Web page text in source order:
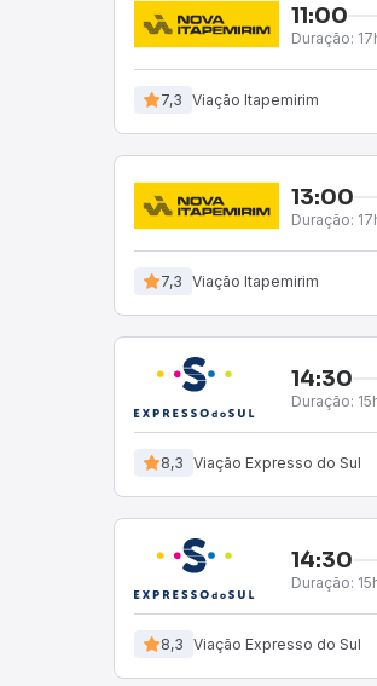
11:00
Duração:
7,3 Viação Itapemirim
13:00
Duração:
7,3 Viação Itapemirim
14:30
Duração:
8,3 Viação Expresso do Sul
14:30
Duração:
8,3 Viação Expresso do Sul